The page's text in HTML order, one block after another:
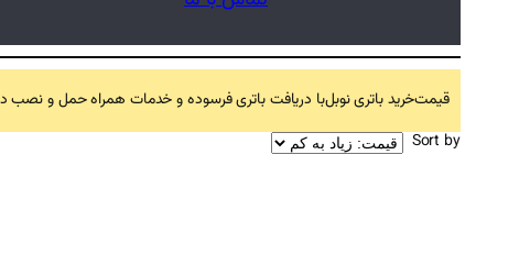
قیمتخرید باتری نوبلبا دریافت باتری فرسوده و خدمات همراه حمل و
Sort by